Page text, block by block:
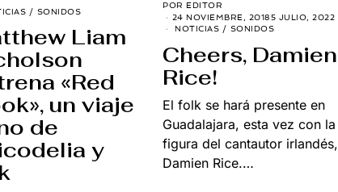
/ SONIDOS
Liam
«Red
un viaje
de
y
POR EDITOR
24 NOVIEMBRE, 2018 5 JULIO, 2022
NOTICIAS / SONIDOS
Cheers, Damien
Rice!
El folk se hará presente en
Guadalajara, esta vez con la
figura del cantautor irlandés,
Damien Rice.…